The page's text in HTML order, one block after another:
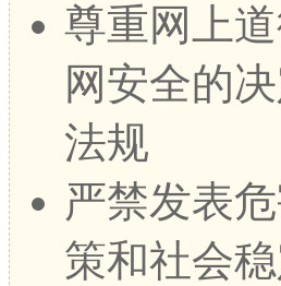
尊重网上
网安全的
法规
严禁发表
策和社会